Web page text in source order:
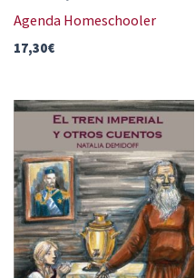
Agenda Homeschooler
17,30€